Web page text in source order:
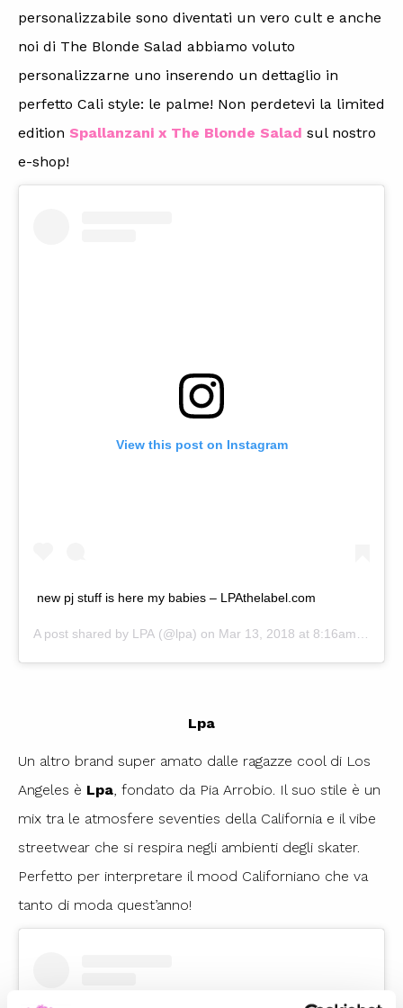
personalizzabile sono diventati un vero cult e anche
noi di The Blonde Salad abbiamo voluto
personalizzarne uno inserendo un dettaglio in
perfetto Cali style: le palme! Non perdetevi la limited
edition Spallanzani x The Blonde Salad sul nostro
e-shop!
View this post on Instagram
new pj stuff is here my babies – LPAthelabel.com
A post shared by LPA (@lpa) on Mar 13, 2018 at 8:16am PDT
Lpa
Un altro brand super amato dalle ragazze cool di Los
Angeles è Lpa , fondato da Pia Arrobio. Il suo stile è un
mix tra le atmosfere seventies della California e il vibe
streetwear che si respira negli ambienti degli skater.
Perfetto per interpretare il mood Californiano che va
tanto di moda quest’anno!